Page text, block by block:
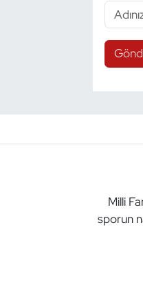
Milli
sporun